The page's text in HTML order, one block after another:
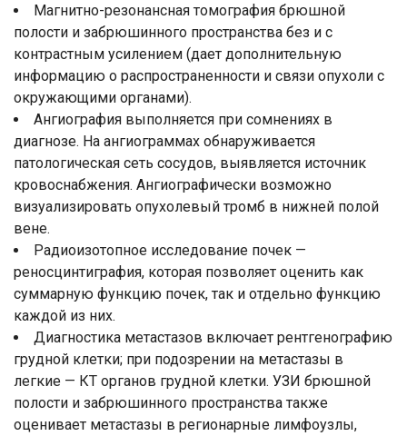
Магнитно-резонансная томография брюшной
полости и забрюшинного пространства без и с
контрастным усилением (дает дополнительную
информацию о распространенности и связи опухоли с
окружающими органами).
Ангиография выполняется при сомнениях в
диагнозе. На ангиограммах обнаруживается
патологическая сеть сосудов, выявляется источник
кровоснабжения. Ангиографически возможно
визуализировать опухолевый тромб в нижней полой
вене.
Радиоизотопное исследование почек —
реносцинтиграфия, которая позволяет оценить как
суммарную функцию почек, так и отдельно функцию
каждой из них.
Диагностика метастазов включает рентгенографию
грудной клетки; при подозрении на метастазы в
легкие — КТ органов грудной клетки. УЗИ брюшной
полости и забрюшинного пространства также
оценивает метастазы в регионарные лимфоузлы,